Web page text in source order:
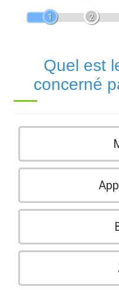
1 2
Quel est
concerné